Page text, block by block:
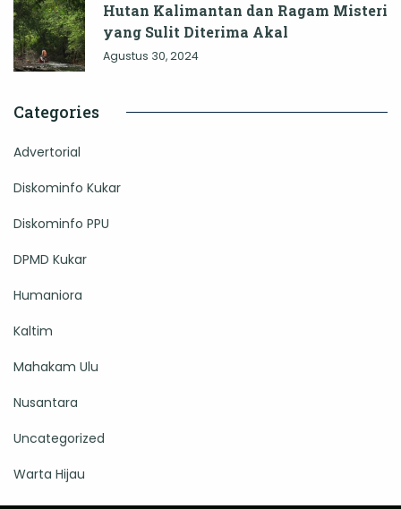
Hutan Kalimantan dan Ragam Misteri
yang Sulit Diterima Akal
Agustus 30, 2024
Categories
Advertorial
Diskominfo Kukar
Diskominfo PPU
DPMD Kukar
Humaniora
Kaltim
Mahakam Ulu
Nusantara
Uncategorized
Warta Hijau